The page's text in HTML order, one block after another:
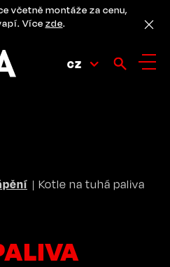
včetně montáže za cenu,
Více zde.
CZ
Kotle na tuhá paliva